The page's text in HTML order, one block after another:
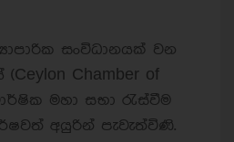
සංවිධානයක් වන
Chamber of
මහා සභා රැස්වීම
අයුරින් පැවැත්විණි.